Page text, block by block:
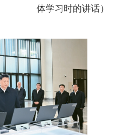
体学习时的讲话）